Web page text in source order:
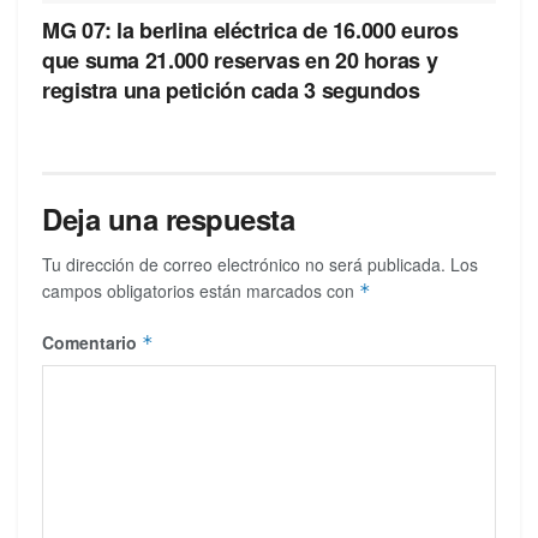
MG 07: la berlina eléctrica de 16.000 euros
que suma 21.000 reservas en 20 horas y
registra una petición cada 3 segundos
Deja una respuesta
Tu dirección de correo electrónico no será publicada. Los
campos obligatorios están marcados con *
Comentario *